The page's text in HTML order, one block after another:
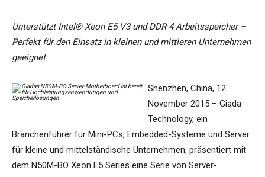
Unterstützt Intel® Xeon E5 V3 und DDR-4-Arbeitsspeicher –
Perfekt für den Einsatz in kleinen und mittleren Unternehmen
geeignet
Shenzhen, China, 12
November 2015 – Giada
Technology, ein
Branchenführer für Mini-PCs, Embedded-Systeme und Server
für kleine und mittelständische Unternehmen, präsentiert mit
dem N50M-BO Xeon E5 Series eine Serie von Server-